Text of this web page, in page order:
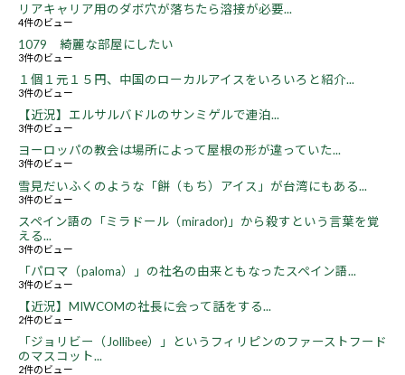
リアキャリア用のダボ穴が落ちたら溶接が必要...
4件のビュー
1079 綺麗な部屋にしたい
3件のビュー
１個１元１５円、中国のローカルアイスをいろいろと紹介...
3件のビュー
【近況】エルサルバドルのサンミゲルで連泊...
3件のビュー
ヨーロッパの教会は場所によって屋根の形が違っていた...
3件のビュー
雪見だいふくのような「餅（もち）アイス」が台湾にもある...
3件のビュー
スペイン語の「ミラドール（mirador)」から殺すという言葉を覚
える...
3件のビュー
「パロマ（paloma）」の社名の由来ともなったスペイン語...
3件のビュー
【近況】MIWCOMの社長に会って話をする...
2件のビュー
「ジョリビー（Jollibee）」というフィリピンのファーストフード
のマスコット...
2件のビュー